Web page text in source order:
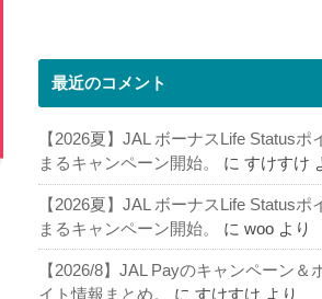
最近のコメント
【2026夏】JAL ボーナスLife Statusポ
まるキャンペーン開始。
に すけすけ
【2026夏】JAL ボーナスLife Statusポ
まるキャンペーン開始。
に woo より
【2026/8】JAL Payのキャンペーン＆
イト情報まとめ。
に すけすけ より